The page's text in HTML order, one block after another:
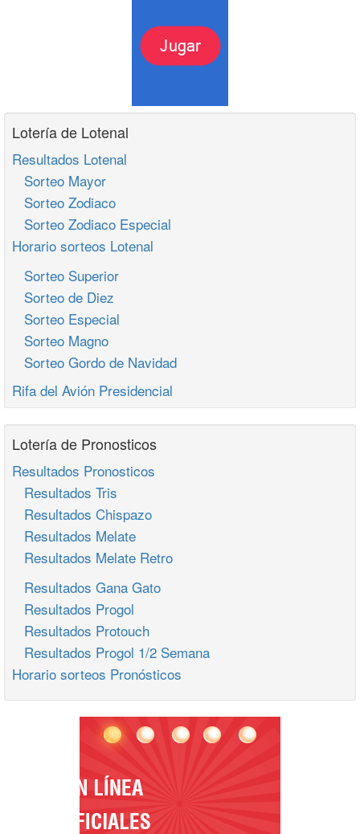
Lotería de Lotenal
Resultados Lotenal
Sorteo Mayor
Sorteo Zodiaco
Sorteo Zodiaco Especial
Horario sorteos Lotenal
Sorteo Superior
Sorteo de Diez
Sorteo Especial
Sorteo Magno
Sorteo Gordo de Navidad
Rifa del Avión Presidencial
Lotería de Pronosticos
Resultados Pronosticos
Resultados Tris
Resultados Chispazo
Resultados Melate
Resultados Melate Retro
Resultados Gana Gato
Resultados Progol
Resultados Protouch
Resultados Progol 1/2 Semana
Horario sorteos Pronósticos